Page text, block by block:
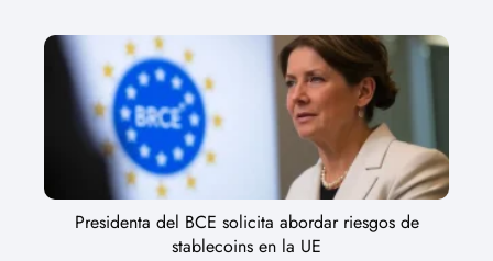
Presidenta del BCE solicita abordar riesgos de
stablecoins en la UE